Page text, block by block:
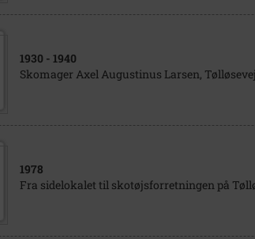
1930 - 1940
Skomager Axel Augustinus Larsen,
1978
Fra sidelokalet til skotøjsforretningen på